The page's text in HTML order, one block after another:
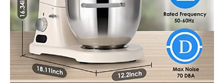
est inférieure à 35
degrés Celsius. C'est le
complément parfait
pour la cuisine
domestique, la
pâtisserie, la maison ou
l'utilisation
commerciale.